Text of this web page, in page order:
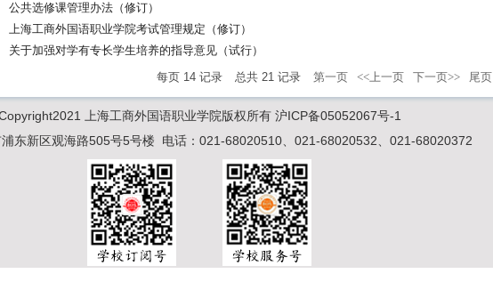
公共选修课管理办法（修订）
上海工商外国语职业学院考试管理规定（修订）
关于加强对学有专长学生培养的指导意见（试行）
每页 14 记录 总共 21 记录 第一页 <<上一页 下一页>> 尾页
上海工商外国语职业学院版权所有 沪ICP备05052067号-1
东新区观海路505号5号楼 电话：021-68020510、021-68020532、021-68020372